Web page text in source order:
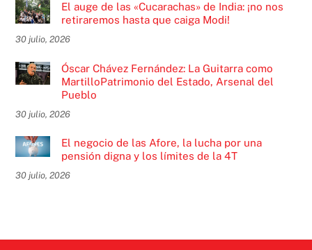
El auge de las «Cucarachas» de India: ¡no nos
retiraremos hasta que caiga Modi!
30 julio, 2026
Óscar Chávez Fernández: La Guitarra como
MartilloPatrimonio del Estado, Arsenal del
Pueblo
30 julio, 2026
El negocio de las Afore, la lucha por una
pensión digna y los límites de la 4T
30 julio, 2026